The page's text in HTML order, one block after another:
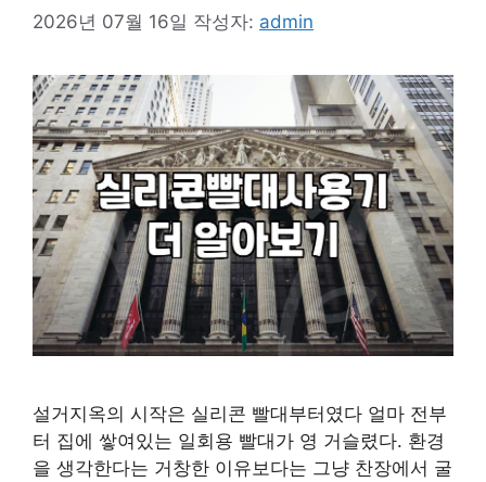
2026년 07월 16일 작성자: admin
설거지옥의 시작은 실리콘 빨대부터였다 얼마 전부
터 집에 쌓여있는 일회용 빨대가 영 거슬렸다. 환경
을 생각한다는 거창한 이유보다는 그냥 찬장에서 굴